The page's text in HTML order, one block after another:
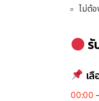
ไม่ต้อ
รั
เ
00:00